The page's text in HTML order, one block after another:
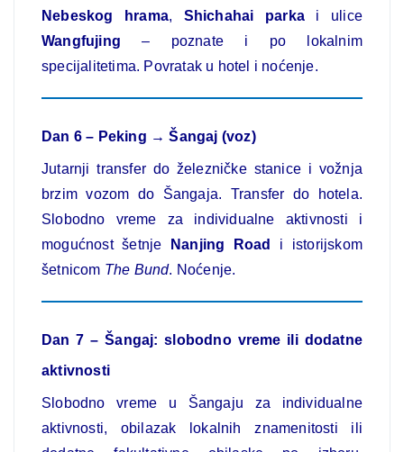
Nebeskog hrama, Shichahai parkai ulice
Wangfujing – poznate i po lokalnim
specijalitetima. Povratak u hotel i noćenje.
Dan 6 – Peking → Šangaj (voz)
Jutarnji transfer do železničke stanice i vožnja
brzim vozom do Šangaja. Transfer do hotela.
Slobodno vreme za individualne aktivnosti i
mogućnost šetnje
Nanjing Road
i istorijskom
šetnicom The Bund. Noćenje.
Dan 7 – Šangaj: slobodno vreme ili dodatne
aktivnosti
Slobodno vreme u Šangaju za individualne
aktivnosti, obilazak lokalnih znamenitosti ili